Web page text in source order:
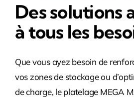
Des solutions
à tous les
Que vous ayez besoin de
vos zones de stockage ou
de charge, le platelage MEGA